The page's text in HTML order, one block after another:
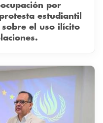
por
estudiantil
el uso ilícito